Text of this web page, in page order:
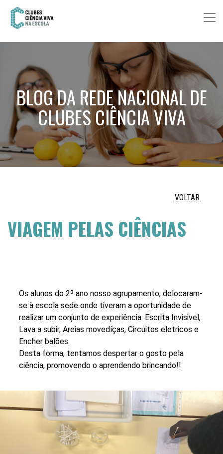
BLOG DA REDE NACIONAL DE
CLUBES CIÊNCIA VIVA
VOLTAR
VIAGEM PELAS CIÊNCIAS
Os alunos do 2º ano nosso agrupamento, delocaram-
se à escola sede onde tiveram a oportunidade de
realizar um conjunto de experiência: Escrita Invisivel,
Lava a subir, Areias movedíças, Circuitos eletricos e
Encher balões.
Desta forma, tentamos despertar o gosto pela
ciência, promovendo o aprendendo brincando!!